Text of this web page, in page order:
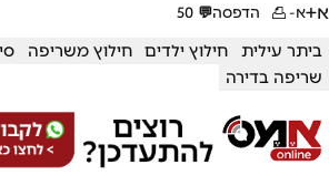
א+א- הדפסה💬
50
ביתר עילית חילוץ ילדים חילוץ משריפה
שריפה בדירה